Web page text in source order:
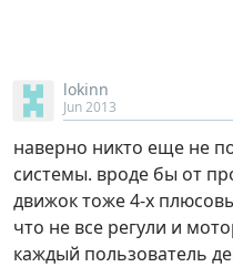
lokinn
Jun 2013
наверно никто еще не
системы. вроде бы от
движок тоже 4-х
что не все регули и
каждый пользователь